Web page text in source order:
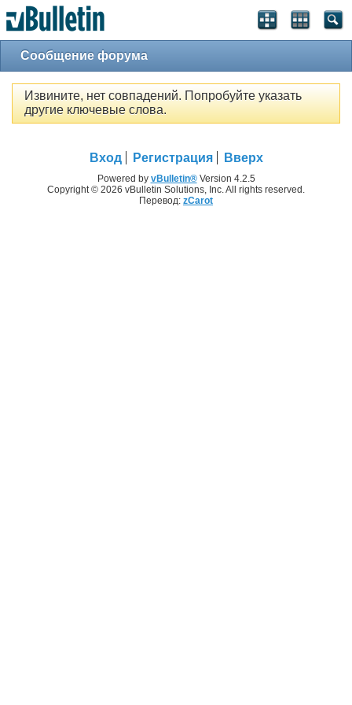
Сообщение форума
Извините, нет совпадений. Попробуйте указать
другие ключевые слова.
Вход Регистрация Вверх
Powered by vBulletin®Version 4.2.5
Copyright © 2026 vBulletin Solutions, Inc. All rights reserved.
Перевод: zCarot